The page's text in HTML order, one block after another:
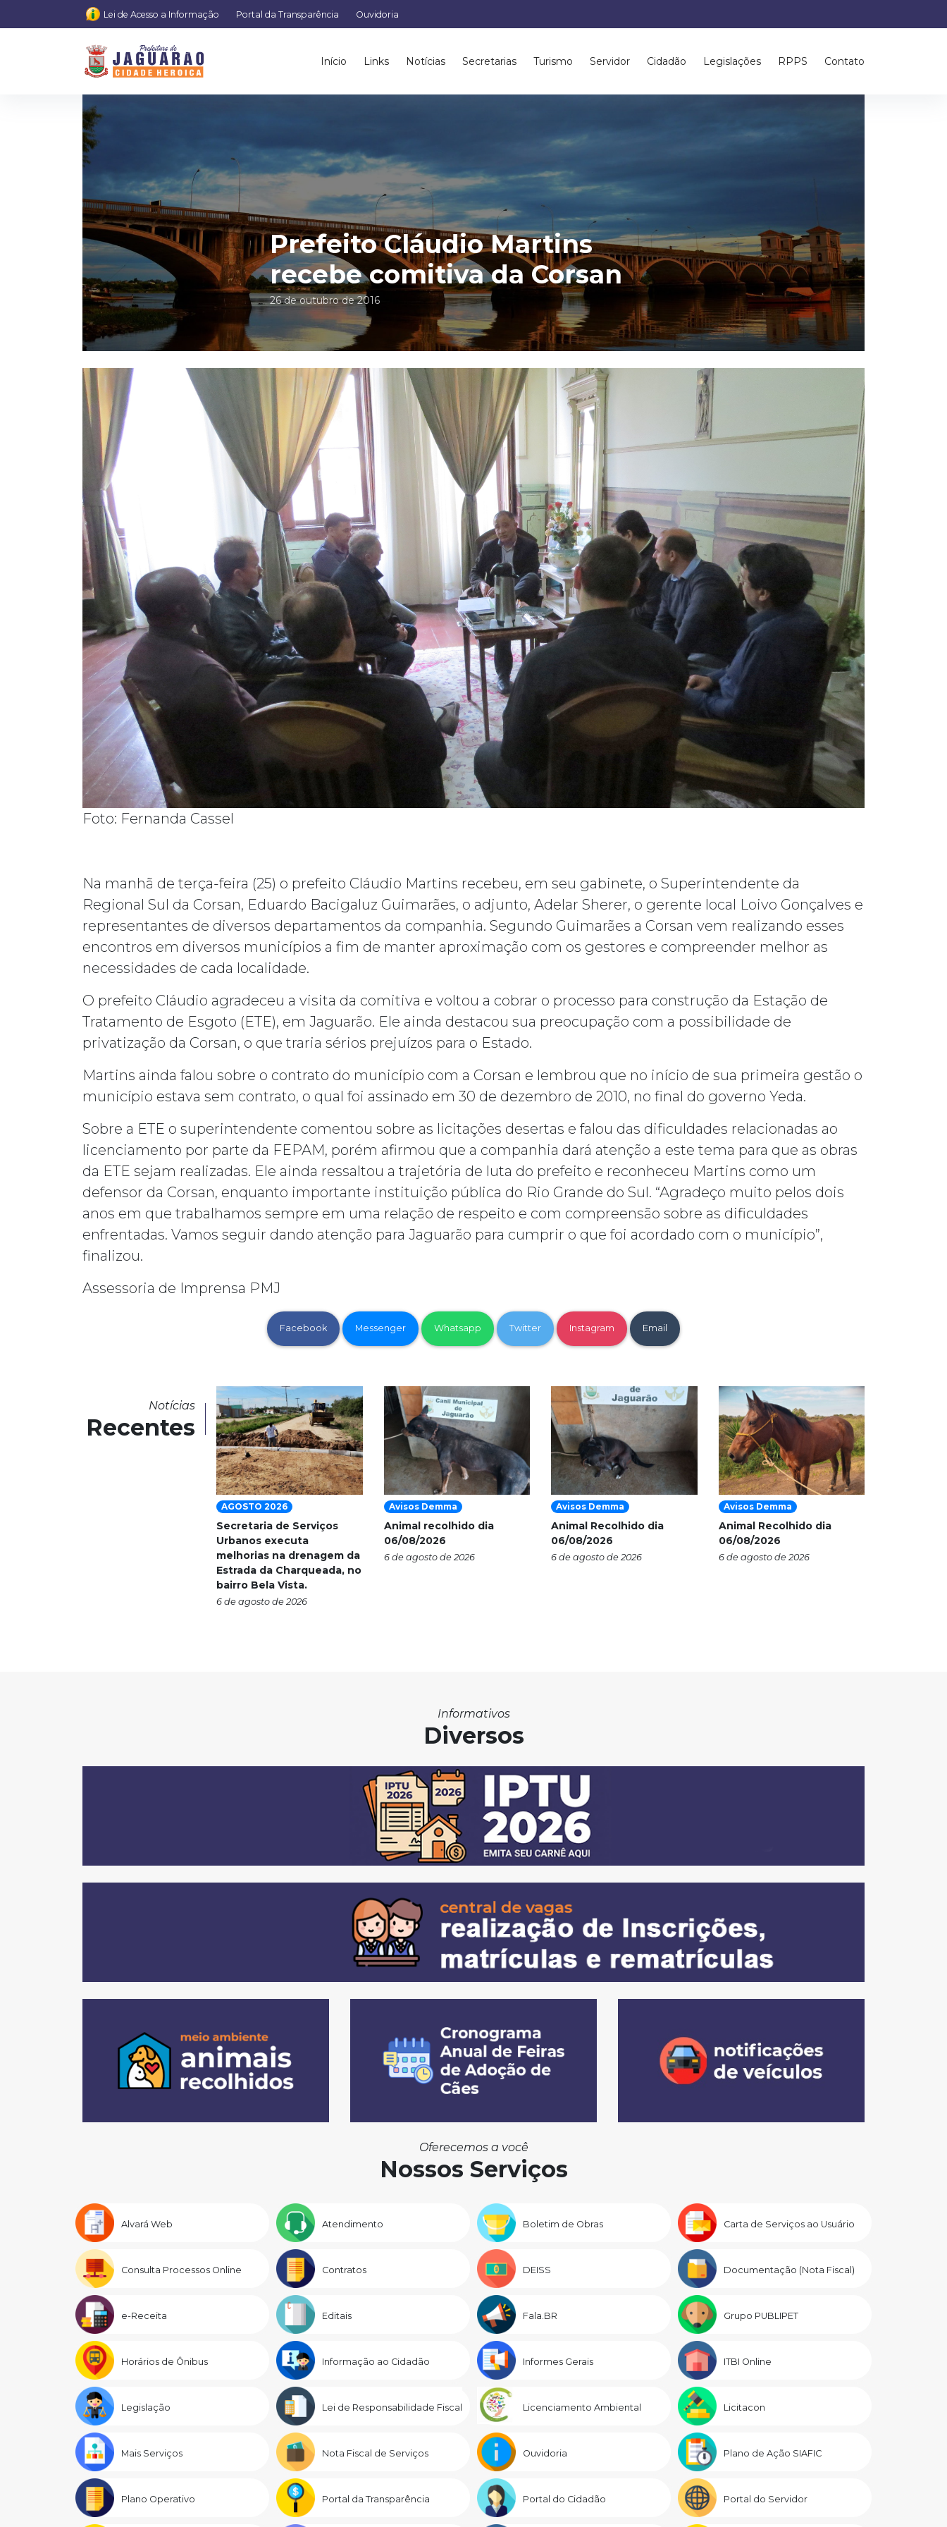
Lei de Acesso a Informação Portal da Transparência Ouvidoria
Início Links Notícias Secretarias Turismo Servidor Cidadão Legislações RPPS Contato
Prefeito Cláudio Martins
recebe comitiva da Corsan
26 de outubro de 2016
Foto: Fernanda Cassel
Na manhã de terça-feira (25) o prefeito Cláudio Martins recebeu, em seu gabinete, o Superintendente da
Regional Sul da Corsan, Eduardo Bacigaluz Guimarães, o adjunto, Adelar Sherer, o gerente local Loivo Gonçalves e
representantes de diversos departamentos da companhia. Segundo Guimarães a Corsan vem realizando esses
encontros em diversos municípios a fim de manter aproximação com os gestores e compreender melhor as
necessidades de cada localidade.
O prefeito Cláudio agradeceu a visita da comitiva e voltou a cobrar o processo para construção da Estação de
Tratamento de Esgoto (ETE), em Jaguarão. Ele ainda destacou sua preocupação com a possibilidade de
privatização da Corsan, o que traria sérios prejuízos para o Estado.
Martins ainda falou sobre o contrato do município com a Corsan e lembrou que no início de sua primeira gestão o
município estava sem contrato, o qual foi assinado em 30 de dezembro de 2010, no final do governo Yeda.
Sobre a ETE o superintendente comentou sobre as licitações desertas e falou das dificuldades relacionadas ao
licenciamento por parte da FEPAM, porém afirmou que a companhia dará atenção a este tema para que as obras
da ETE sejam realizadas. Ele ainda ressaltou a trajetória de luta do prefeito e reconheceu Martins como um
defensor da Corsan, enquanto importante instituição pública do Rio Grande do Sul. “Agradeço muito pelos dois
anos em que trabalhamos sempre em uma relação de respeito e com compreensão sobre as dificuldades
enfrentadas. Vamos seguir dando atenção para Jaguarão para cumprir o que foi acordado com o município”,
finalizou.
Assessoria de Imprensa PMJ
Facebook Messenger Whatsapp Twitter Instagram Email
Notícias
Recentes
AGOSTO 2026
Secretaria de Serviços
Urbanos executa
melhorias na drenagem da
Estrada da Charqueada, no
bairro Bela Vista.
6 de agosto de 2026
Avisos Demma
Animal recolhido dia
06/08/2026
6 de agosto de 2026
Avisos Demma
Animal Recolhido dia
06/08/2026
6 de agosto de 2026
Avisos Demma
Animal Recolhido dia
06/08/2026
6 de agosto de 2026
Informativos
Diversos
Oferecemos a você
Nossos Serviços
Alvará Web Atendimento Boletim de Obras Carta de Serviços ao Usuário
Consulta Processos Online Contratos DEISS Documentação (Nota Fiscal)
e-Receita Editais Fala.BR Grupo PUBLIPET
Horários de Ônibus Informação ao Cidadão Informes Gerais ITBI Online
Legislação Lei de Responsabilidade Fiscal Licenciamento Ambiental Licitacon
Mais Serviços Nota Fiscal de Serviços Ouvidoria Plano de Ação SIAFIC
Plano Operativo Portal da Transparência Portal do Cidadão Portal do Servidor